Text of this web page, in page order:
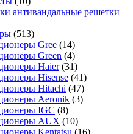
антивандальные решетки
(513)
Gree (14)
Green (4)
Haier (31)
Hisense (41)
Hitachi (47)
Aeronik (3)
IGC (8)
AUX (10)